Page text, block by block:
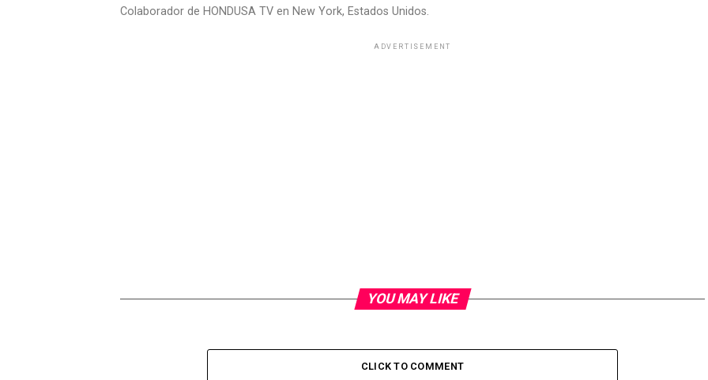
Colaborador de HONDUSA TV en New York, Estados Unidos.
ADVERTISEMENT
YOU MAY LIKE
CLICK TO COMMENT